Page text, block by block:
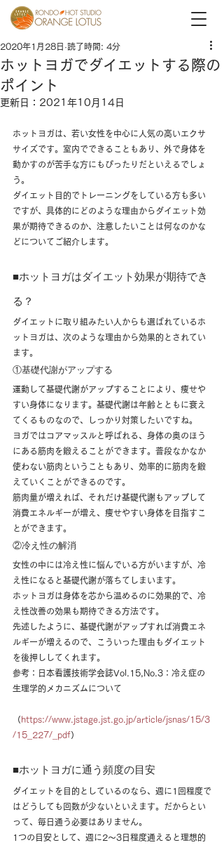
ホットヨガでダイエットする際の
ポイント
2020年1月28日 読了時間: 4分
更新日： 2021年10月14日
ホットヨガは、若い女性を中心に人気の高いエクサ
サイズです。室内でできることもあり、外で身体を
動かすのが苦手な方にもぴったりだといえるでしょ
う。
ダイエット目的でトレーニングをしている方も多い
ですが、具体的にどのような理由からダイエット効
果が期待できるのか、注意したいことは何なのかな
どについてご紹介します。
■ホットヨガはダイエット効果が期待でき
る？
ダイエットに取り組みたい人からも選ばれているホ
ットヨガは、次のような理由から効果的とされてい
ます。
①基礎代謝がアップする
運動して基礎代謝がアップすることにより、痩せや
すい身体になります。基礎代謝は年齢とともに衰え
てくるものなので、しっかり対策したいですね。
ヨガではコアマッスルと呼ばれる、身体の奥のほう
にある筋肉を鍛えることができます。普段なかなか
使わない筋肉ということもあり、効率的に筋肉を鍛
えていくことができるのです。
筋肉量が増えれば、それだけ基礎代謝もアップして
消費エネルギーが増え、痩せやすい身体を目指すこ
とができます。
②冷え性の解消
女性の中には冷え性に悩んでいる方がいますが、冷
え性になると基礎代謝が落ちてしまいます。
ホットヨガは身体を芯から温めるのに効果的で、冷
え性改善の効果も期待できる方法です。
先述したように、基礎代謝がアップすれば消費エネ
ルギーが増えるので、こういった理由もダイエット
を後押ししてくれます。
参考：日本看護技術学会誌Vol.15,No.3：冷え症の
生理学的メカニズムについて
（https://www.jstage.jst.go.jp/article/jsnas/15/3
/15_227/_pdf）
■ホットヨガに通う頻度の目安
ダイエットを目的としているのなら、週に1回程度で
はどうしても回数が少ないといえます。だからとい
って、毎日通う必要はありません。
1つの目安として、週に2～3日程度通えると理想的